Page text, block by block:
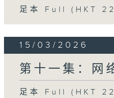
足本 Full (HKT
15/03/2026
第十一集：网
足本 Full (HKT